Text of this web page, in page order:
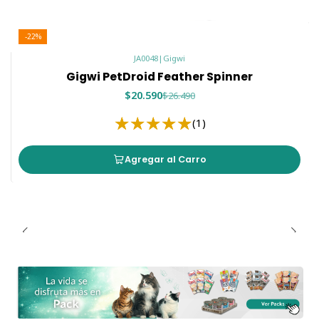
-22%
JA0048 | Gigwi
Gigwi PetDroid Feather Spinner
$20.590$26.490
(1)
Agregar al Carro